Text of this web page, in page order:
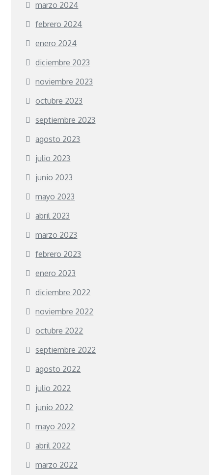
marzo 2024
febrero 2024
enero 2024
diciembre 2023
noviembre 2023
octubre 2023
septiembre 2023
agosto 2023
julio 2023
junio 2023
mayo 2023
abril 2023
marzo 2023
febrero 2023
enero 2023
diciembre 2022
noviembre 2022
octubre 2022
septiembre 2022
agosto 2022
julio 2022
junio 2022
mayo 2022
abril 2022
marzo 2022